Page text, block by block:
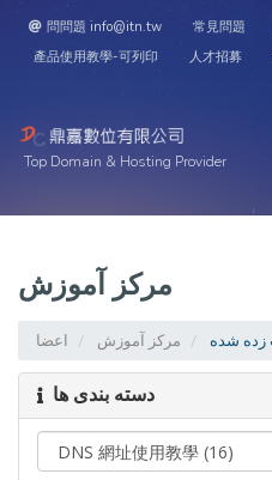
問問題 info@itn.tw 常見問題
產品使用教學-可列印
人才招募
Top Domain & Hosting Provider
مرکز آموزش
اعضا مرکز آموزش
دسته بندی ها